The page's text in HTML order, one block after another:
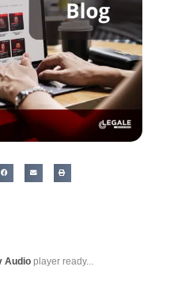
Audio player ready...